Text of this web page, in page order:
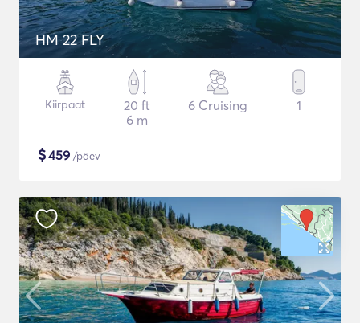
HM 22 FLY
Kiirpaat
20 ft
6 m
6 Cruising 1
$459 /päev